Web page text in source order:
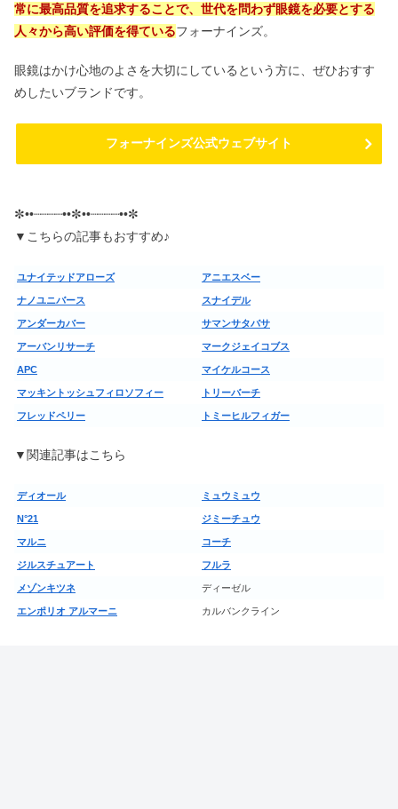
常に最高品質を追求することで、世代を問わず眼鏡を必要とする
人々から高い評価を得ているフォーナインズ。
眼鏡はかけ心地のよさを大切にしているという方に、ぜひおすす
めしたいブランドです。
フォーナインズ公式ウェブサイト
✼••┈┈┈┈••✼••┈┈┈┈••✼
▼こちらの記事もおすすめ♪
ユナイテッドアローズ アニエスベー
ナノユニバース スナイデル
アンダーカバー サマンサタバサ
アーバンリサーチ マークジェイコブス
APC マイケルコース
マッキントッシュフィロソフィー トリーバーチ
フレッドペリー トミーヒルフィガー
▼関連記事はこちら
ディオール ミュウミュウ
N°21 ジミーチュウ
マルニ コーチ
ジルスチュアート フルラ
メゾンキツネ ディーゼル
エンポリオ アルマーニ カルバンクライン